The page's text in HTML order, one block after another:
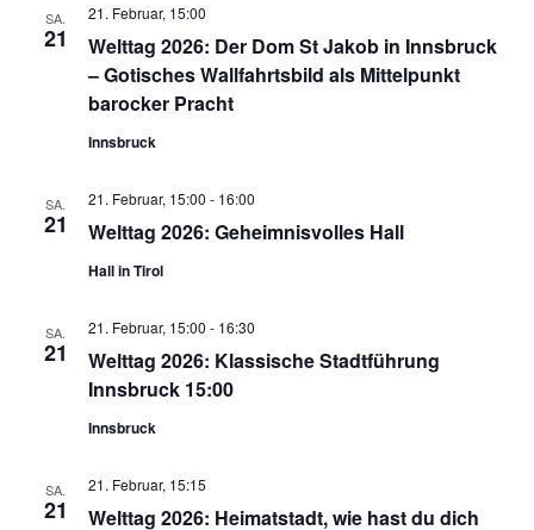
SA.
21
Welttag 2026: Der Dom St Jakob in Innsbruck
– Gotisches Wallfahrtsbild als Mittelpunkt
barocker Pracht
21. Februar, 15:00
Innsbruck
SA.
21 Welttag 2026: Geheimnisvolles Hall
21. Februar, 15:00 - 16:00
Hall in Tirol
SA.
21
Welttag 2026: Klassische Stadtführung
Innsbruck 15:00
21. Februar, 15:00 - 16:30
Innsbruck
SA.
21
Welttag 2026: Heimatstadt, wie hast du dich
21. Februar, 15:15